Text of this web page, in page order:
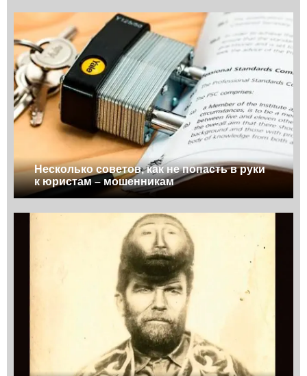
Несколько советов, как не попасть в руки
к юристам – мошенникам